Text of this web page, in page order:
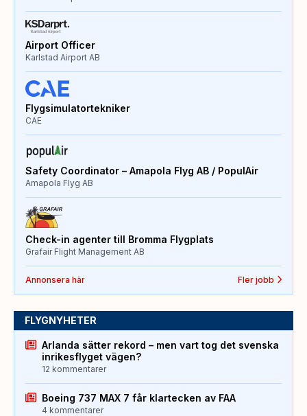
Airport Officer
Karlstad Airport AB
Flygsimulatortekniker
CAE
Safety Coordinator – Amapola Flyg AB / PopulAir
Amapola Flyg AB
Check-in agenter till Bromma Flygplats
Grafair Flight Management AB
Annonsera här Fler jobb
FLYGNYHETER
Arlanda sätter rekord – men vart tog det svenska
inrikesflyget vägen?
12 kommentarer
Boeing 737 MAX 7 får klartecken av FAA
4 kommentarer